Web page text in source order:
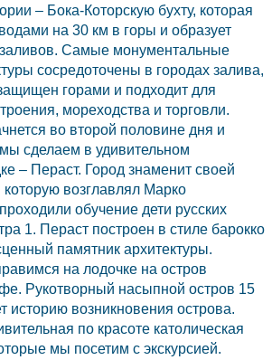
– Бока-Которскую бухту, которая
на 30 км в горы и образует
Самые монументальные
сосредоточены в городах залива,
горами и подходит для
мореходства и торговли.
во второй половине дня и
сделаем в удивительном
– Пераст. Город знаменит своей
возглавлял Марко
обучение дети русских
1. Пераст построен в стиле барокко
памятник архитектуры.
на лодочке на остров
Рукотворный насыпной остров 15
историю возникновения острова.
по красоте католическая
мы посетим с экскурсией.